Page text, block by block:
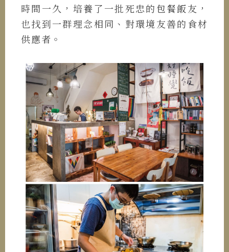
時間一久，培養了一批死忠的包餐飯友，
也找到一群理念相同、對環境友善的食材
供應者。